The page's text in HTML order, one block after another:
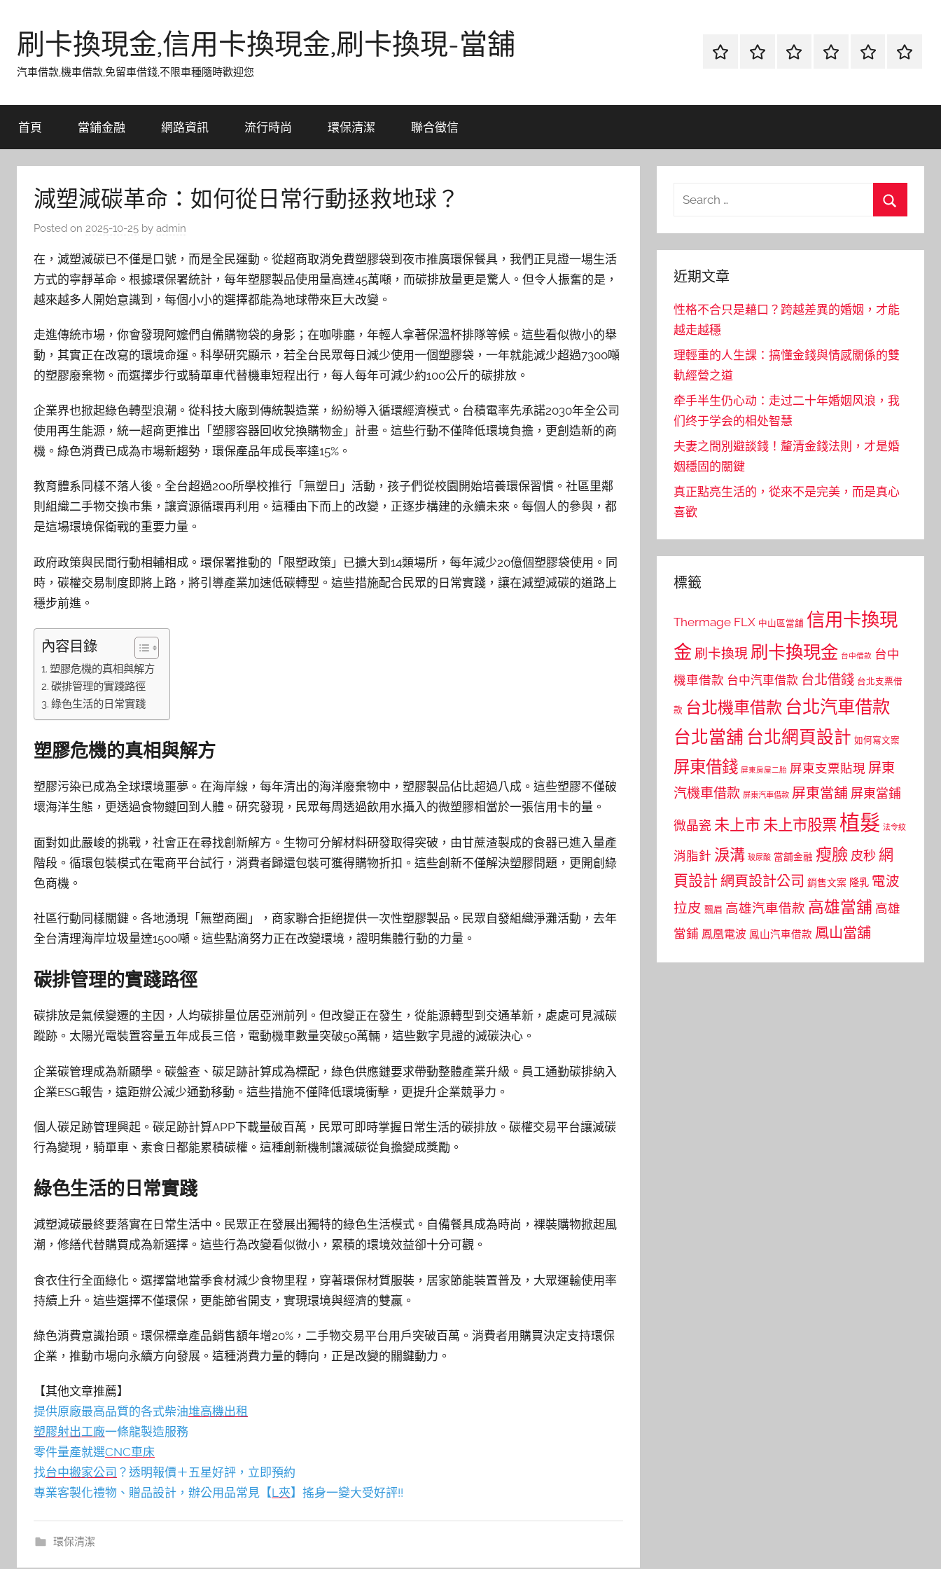
content刷卡換現金,信用卡換現金,刷卡換現-當舖
汽車借款,機車借款,免留車借錢,不限車種隨時歡迎您
首
當
網
流
環
聯
首頁 當鋪金融 網路資訊 流行時尚 環保清潔 聯合徵信
減塑減碳革命：如何從日常行動拯救地球？
Posted on 2025-10-25 by admin
在，減塑減碳已不僅是口號，而是全民運動。從超商取消免費塑膠袋到夜市推廣環保餐具，我們正見證一場生活
方式的寧靜革命。根據環保署統計，每年塑膠製品使用量高達45萬噸，而碳排放量更是驚人。但令人振奮的是，
越來越多人開始意識到，每個小小的選擇都能為地球帶來巨大改變。
走進傳統市場，你會發現阿嬤們自備購物袋的身影；在咖啡廳，年輕人拿著保溫杯排隊等候。這些看似微小的舉
動，其實正在改寫的環境命運。科學研究顯示，若全台民眾每日減少使用一個塑膠袋，一年就能減少超過7300噸
的塑膠廢棄物。而選擇步行或騎單車代替機車短程出行，每人每年可減少約100公斤的碳排放。
企業界也掀起綠色轉型浪潮。從科技大廠到傳統製造業，紛紛導入循環經濟模式。台積電率先承諾2030年全公司
使用再生能源，統一超商更推出「塑膠容器回收兌換購物金」計畫。這些行動不僅降低環境負擔，更創造新的商
機。綠色消費已成為市場新趨勢，環保產品年成長率達15%。
教育體系同樣不落人後。全台超過200所學校推行「無塑日」活動，孩子們從校園開始培養環保習慣。社區里鄰
則組織二手物交換市集，讓資源循環再利用。這種由下而上的改變，正逐步構建的永續未來。每個人的參與，都
是這場環境保衛戰的重要力量。
政府政策與民間行動相輔相成。環保署推動的「限塑政策」已擴大到14類場所，每年減少20億個塑膠袋使用。同
時，碳權交易制度即將上路，將引導產業加速低碳轉型。這些措施配合民眾的日常實踐，讓在減塑減碳的道路上
穩步前進。
內容目錄
塑膠危機的真相與解方
碳排管理的實踐路徑
綠色生活的日常實踐
塑膠危機的真相與解方
塑膠污染已成為全球環境噩夢。在海岸線，每年清出的海洋廢棄物中，塑膠製品佔比超過八成。這些塑膠不僅破
壞海洋生態，更透過食物鏈回到人體。研究發現，民眾每周透過飲用水攝入的微塑膠相當於一張信用卡的量。
面對如此嚴峻的挑戰，社會正在尋找創新解方。生物可分解材料研發取得突破，由甘蔗渣製成的食器已進入量產
階段。循環包裝模式在電商平台試行，消費者歸還包裝可獲得購物折扣。這些創新不僅解決塑膠問題，更開創綠
色商機。
社區行動同樣關鍵。各地湧現「無塑商圈」，商家聯合拒絕提供一次性塑膠製品。民眾自發組織淨灘活動，去年
全台清理海岸垃圾量達1500噸。這些點滴努力正在改變環境，證明集體行動的力量。
碳排管理的實踐路徑
碳排放是氣候變遷的主因，人均碳排量位居亞洲前列。但改變正在發生，從能源轉型到交通革新，處處可見減碳
蹤跡。太陽光電裝置容量五年成長三倍，電動機車數量突破50萬輛，這些數字見證的減碳決心。
企業碳管理成為新顯學。碳盤查、碳足跡計算成為標配，綠色供應鏈要求帶動整體產業升級。員工通勤碳排納入
企業ESG報告，遠距辦公減少通勤移動。這些措施不僅降低環境衝擊，更提升企業競爭力。
個人碳足跡管理興起。碳足跡計算APP下載量破百萬，民眾可即時掌握日常生活的碳排放。碳權交易平台讓減碳
行為變現，騎單車、素食日都能累積碳權。這種創新機制讓減碳從負擔變成獎勵。
綠色生活的日常實踐
減塑減碳最終要落實在日常生活中。民眾正在發展出獨特的綠色生活模式。自備餐具成為時尚，裸裝購物掀起風
潮，修繕代替購買成為新選擇。這些行為改變看似微小，累積的環境效益卻十分可觀。
食衣住行全面綠化。選擇當地當季食材減少食物里程，穿著環保材質服裝，居家節能裝置普及，大眾運輸使用率
持續上升。這些選擇不僅環保，更能節省開支，實現環境與經濟的雙贏。
綠色消費意識抬頭。環保標章產品銷售額年增20%，二手物交易平台用戶突破百萬。消費者用購買決定支持環保
企業，推動市場向永續方向發展。這種消費力量的轉向，正是改變的關鍵動力。
【其他文章推薦】
提供原廠最高品質的各式柴油堆高機出租
塑膠射出工廠一條龍製造服務
零件量產就選CNC車床
找台中搬家公司 ？透明報價＋五星好評，立即預約
專業客製化禮物、贈品設計，辦公用品常見【L夾】搖身一變大受好評!!
環保清潔
Search
近期文章
性格不合只是藉口？跨越差異的婚姻，才能
越走越穩
理輕重的人生課：搞懂金錢與情感關係的雙
軌經營之道
牵手半生仍心动：走过二十年婚姻风浪，我
们终于学会的相处智慧
夫妻之間別避談錢！釐清金錢法則，才是婚
姻穩固的關鍵
真正點亮生活的，從來不是完美，而是真心
喜歡
標籤
Thermage FLX 中山區當舖 信用卡換現
金 刷卡換現 刷卡換現金 台中借款 台中
機車借款 台中汽車借款 台北借錢 台北支票借
款 台北機車借款 台北汽車借款
台北當舖 台北網頁設計 如何寫文案
屏東借錢 屏東房屋二胎 屏東支票貼現 屏東
汽機車借款 屏東汽車借款 屏東當舖 屏東當鋪
微晶瓷 未上市 未上市股票植髮 法令紋
消脂針 淚溝 玻尿酸 當舖金融 瘦臉 皮秒 網
頁設計 網頁設計公司 銷售文案 隆乳 電波
拉皮 飄眉 高雄汽車借款 高雄當舖 高雄
當鋪 鳳凰電波 鳳山汽車借款 鳳山當舖